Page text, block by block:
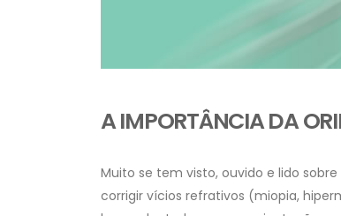
A IMPORTÂNCIA DA
Muito se tem visto, ouvido e lido
corrigir vícios refrativos (miopia,